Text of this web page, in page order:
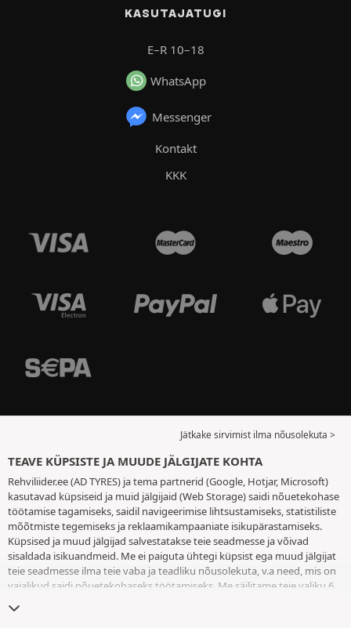
KASUTAJATUGI
E–R 10–18
WhatsApp
Messenger
Kontakt
KKK
Jätkake sirvimist ilma nõusolekuta >
TEAVE KÜPSISTE JA MUUDE JÄLGIJATE KOHTA
Rehviliider.ee (AD TYRES) ja tema partnerid (Google, Hotjar, Microsoft)
kasutavad küpsiseid ja muid jälgijaid (Web Storage) saidi nõuetekohase
töötamise tagamiseks, saidil navigeerimise lihtsustamiseks, statistiliste
mõõtmiste tegemiseks ja reklaamikampaaniate isikupärastamiseks.
Küpsised ja muud jälgijad salvestatakse teie seadmesse ja võivad
sisaldada isikuandmeid. Me ei paiguta ühtegi küpsist ega muud jälgijat
teie seadmesse ilma teie vaba ja teadliku nõusolekuta, v.a need, mis on
vajalikud saidi nõuetekohaseks töötamiseks. Me säilitame teie valiku 6
muude jälgijate lehele